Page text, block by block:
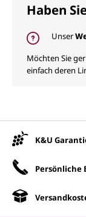
Haben
Unser
Möchten Sie
einfach deren
K&U
Persönliche